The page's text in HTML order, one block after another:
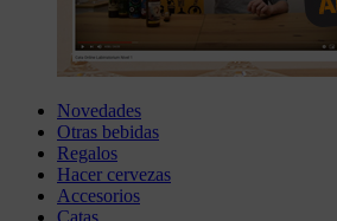
Novedades
Otras bebidas
Regalos
Hacer cervezas
Accesorios